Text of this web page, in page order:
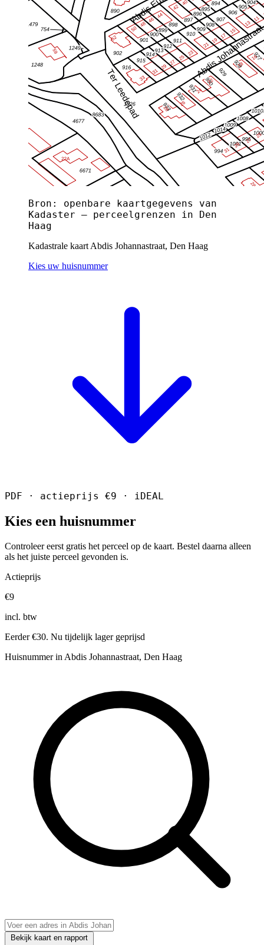
Bron: openbare kaartgegevens van
Kadaster — perceelgrenzen in Den
Haag
Kadastrale kaart Abdis Johannastraat, Den Haag
Kies uw huisnummer
PDF · actieprijs €9 · iDEAL
Kies een huisnummer
Controleer eerst gratis het perceel op de kaart. Bestel daarna alleen
als het juiste perceel gevonden is.
Actieprijs
€9
incl. btw
Eerder €30. Nu tijdelijk lager geprijsd
Huisnummer in Abdis Johannastraat, Den Haag
Bekijk kaart en rapport